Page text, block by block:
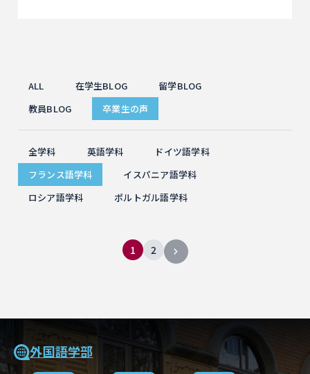
ALL 在学生BLOG
留学BLOG
教員BLOG
卒業生の声
全学科 英語学科
ドイツ語学科
フランス語学科
イスパニア語学科
ロシア語学科
ポルトガル語学科
1 2
外国語学部